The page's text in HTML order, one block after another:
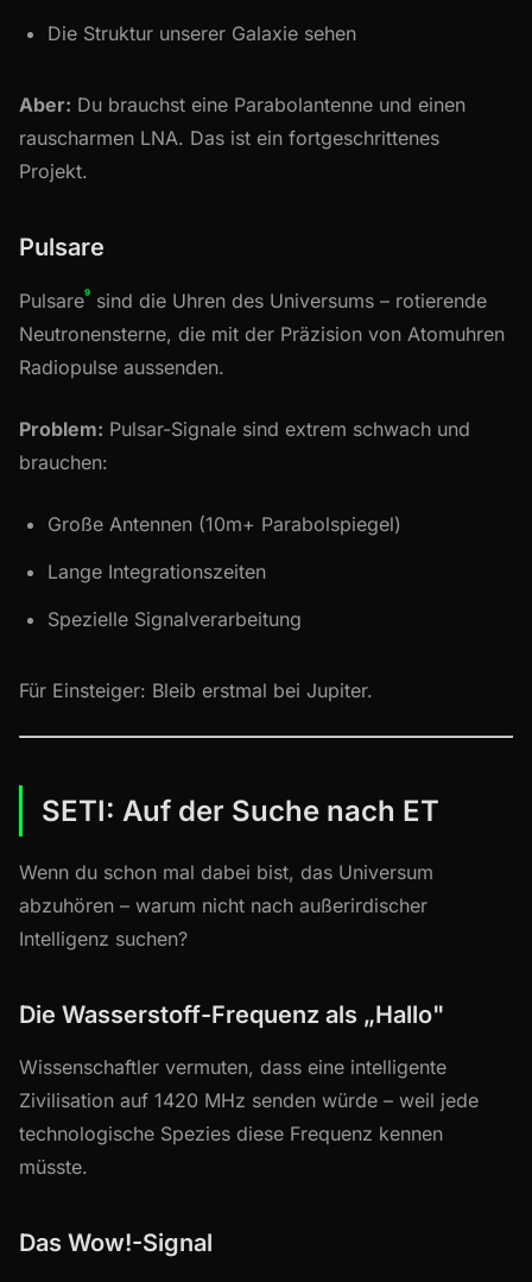
Die Struktur unserer Galaxie sehen
Aber: Du brauchst eine Parabolantenne und einen
rauscharmen LNA. Das ist ein fortgeschrittenes
Projekt.
Pulsare
Pulsare⁹ sind die Uhren des Universums – rotierende
Neutronensterne, die mit der Präzision von Atomuhren
Radiopulse aussenden.
Problem: Pulsar-Signale sind extrem schwach und
brauchen:
Große Antennen (10m+ Parabolspiegel)
Lange Integrationszeiten
Spezielle Signalverarbeitung
Für Einsteiger: Bleib erstmal bei Jupiter.
SETI: Auf der Suche nach ET
Wenn du schon mal dabei bist, das Universum
abzuhören – warum nicht nach außerirdischer
Intelligenz suchen?
Die Wasserstoff-Frequenz als „Hallo"
Wissenschaftler vermuten, dass eine intelligente
Zivilisation auf 1420 MHz senden würde – weil jede
technologische Spezies diese Frequenz kennen
müsste.
Das Wow!-Signal